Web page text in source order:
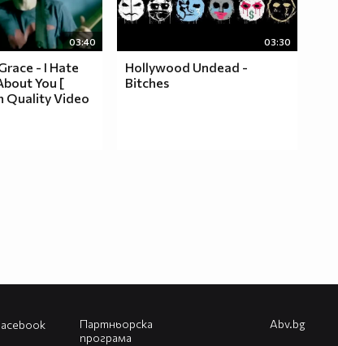
03:40
- I Hate
You [
Quality Video
03:30
Hollywood Undead -
Bitches
Партньорска
програма
Abv.bg